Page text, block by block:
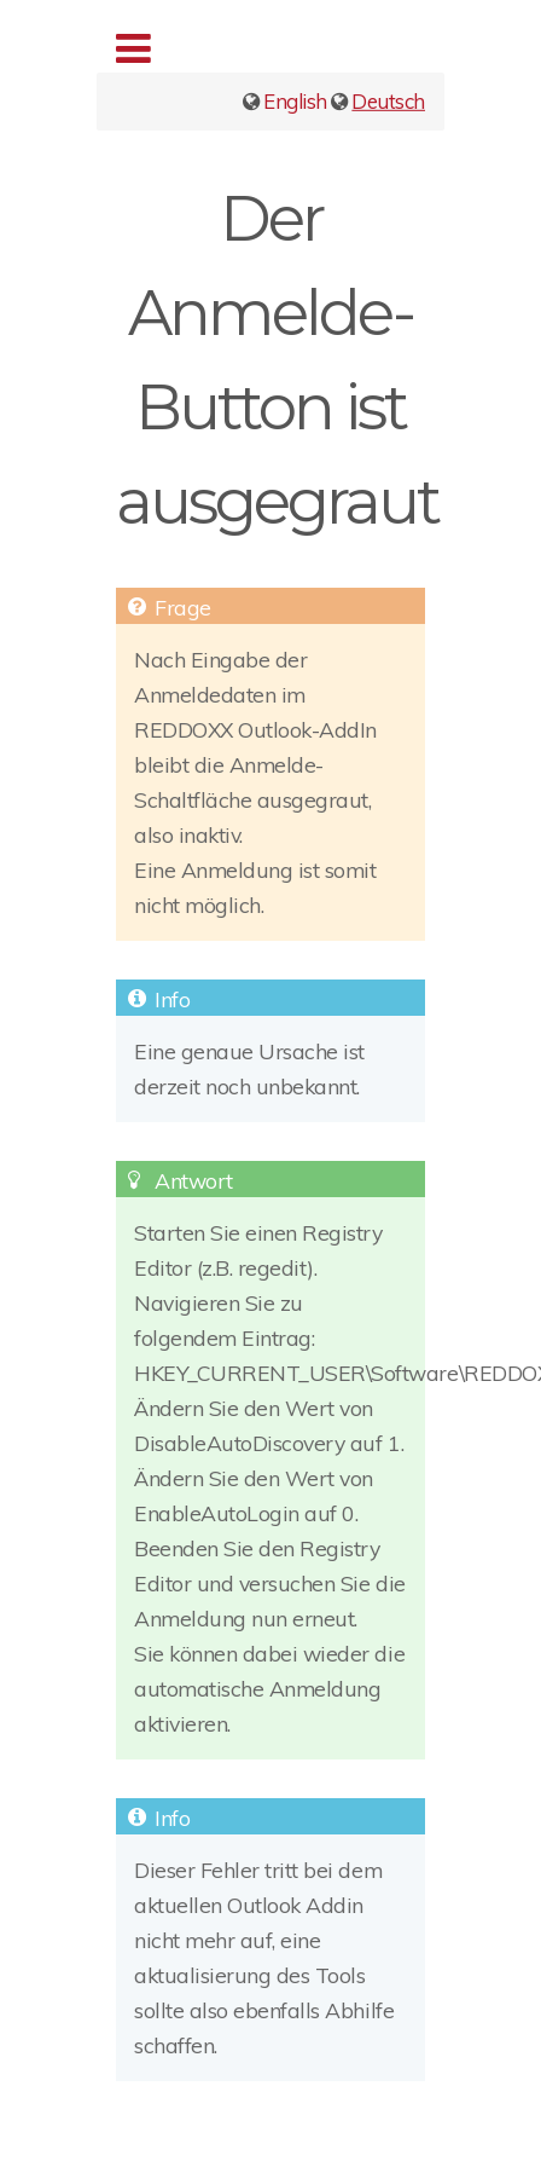
English Deutsch
Der
Anmelde-
Button ist
ausgegraut
Nach Eingabe der
Anmeldedaten im
REDDOXX Outlook-AddIn
bleibt die Anmelde-
Schaltfläche ausgegraut,
also inaktiv.
Eine Anmeldung ist somit
nicht möglich.
Eine genaue Ursache ist
derzeit noch unbekannt.
Starten Sie einen Registry
Editor (z.B. regedit).
Navigieren Sie zu
folgendem Eintrag:
Ändern Sie den Wert von
DisableAutoDiscovery auf 1.
Ändern Sie den Wert von
EnableAutoLogin auf 0.
Beenden Sie den Registry
Editor und versuchen Sie die
Anmeldung nun erneut.
Sie können dabei wieder die
automatische Anmeldung
aktivieren.
Dieser Fehler tritt bei dem
aktuellen Outlook Addin
nicht mehr auf, eine
aktualisierung des Tools
sollte also ebenfalls Abhilfe
schaffen.